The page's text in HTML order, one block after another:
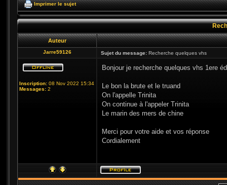
Imprimer le sujet
Auteur
Jarre59126 Sujet du message: Recherche quelques vhs
Inscription: 08 Nov 2022 15:34
Messages: 2
Bonjour je recherche quelques vhs 1ere
Le bon la brute et le truand
On l'appelle Trinita
On continue à l'appeler Trinita
Le marin des mers de chine
Merci pour votre aide et vos réponse
Cordialement